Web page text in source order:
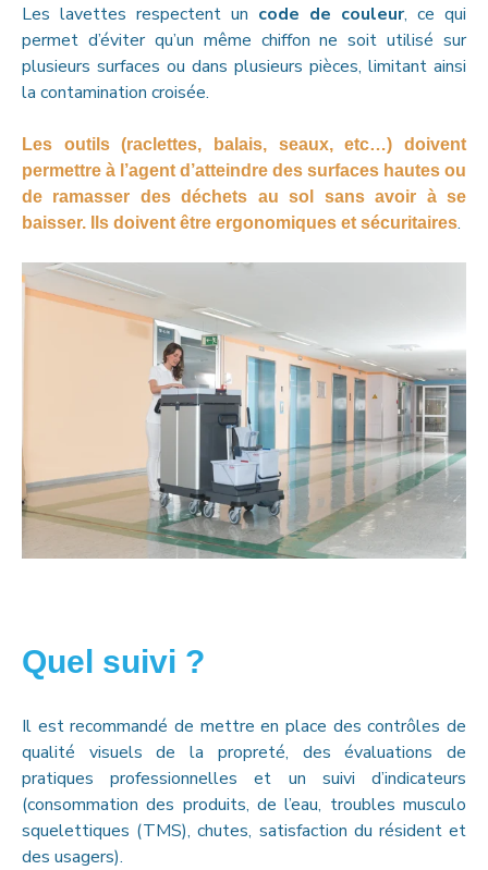
Les lavettes respectent un code de couleur, ce qui
permet d’éviter qu’un même chiffon ne soit utilisé sur
plusieurs surfaces ou dans plusieurs pièces, limitant ainsi
la contamination croisée.
Les outils (raclettes, balais, seaux, etc…) doivent
permettre à l’agent d’atteindre des surfaces hautes ou
de ramasser des déchets au sol sans avoir à se
baisser. Ils doivent être ergonomiques et sécuritaires.
Quel suivi ?
Il est recommandé de mettre en place des contrôles de
qualité visuels de la propreté, des évaluations de
pratiques professionnelles et un suivi d’indicateurs
(consommation des produits, de l’eau, troubles musculo
squelettiques (TMS), chutes, satisfaction du résident et
des usagers).